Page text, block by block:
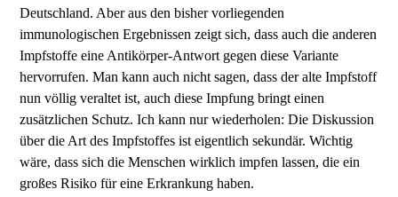
Deutschland. Aber aus den bisher vorliegenden
immunologischen Ergebnissen zeigt sich, dass auch die anderen
Impfstoffe eine Antikörper-Antwort gegen diese Variante
hervorrufen. Man kann auch nicht sagen, dass der alte Impfstoff
nun völlig veraltet ist, auch diese Impfung bringt einen
zusätzlichen Schutz. Ich kann nur wiederholen: Die Diskussion
über die Art des Impfstoffes ist eigentlich sekundär. Wichtig
wäre, dass sich die Menschen wirklich impfen lassen, die ein
großes Risiko für eine Erkrankung haben.